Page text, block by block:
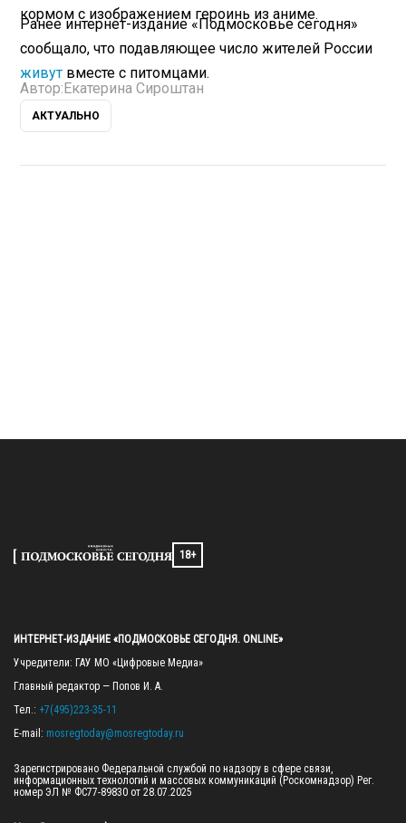
кормом с изображением героинь из аниме.
Ранее интернет-издание «Подмосковье сегодня»
сообщало, что подавляющее число жителей России
живут вместе с питомцами.
Автор: Екатерина Сироштан
АКТУАЛЬНО
18+
ИНТЕРНЕТ-ИЗДАНИЕ «ПОДМОСКОВЬЕ СЕГОДНЯ. ONLINE»
Учредители: ГАУ МО «Цифровые Медиа»
Главный редактор — Попов И. А.
Тел.: +7(495)223-35-11
E-mail: mosregtoday@mosregtoday.ru
Зарегистрировано Федеральной службой по надзору в сфере связи,
информационных технологий и массовых коммуникаций (Роскомнадзор) Рег.
номер ЭЛ № ФС77-89830 от 28.07.2025